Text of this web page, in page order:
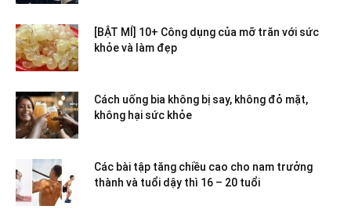
[BẬT MÍ] 10+ Công dụng của mỡ trăn với sức
khỏe và làm đẹp
Cách uống bia không bị say, không đỏ mặt,
không hại sức khỏe
Các bài tập tăng chiều cao cho nam trưởng
thành và tuổi dậy thì 16 – 20 tuổi